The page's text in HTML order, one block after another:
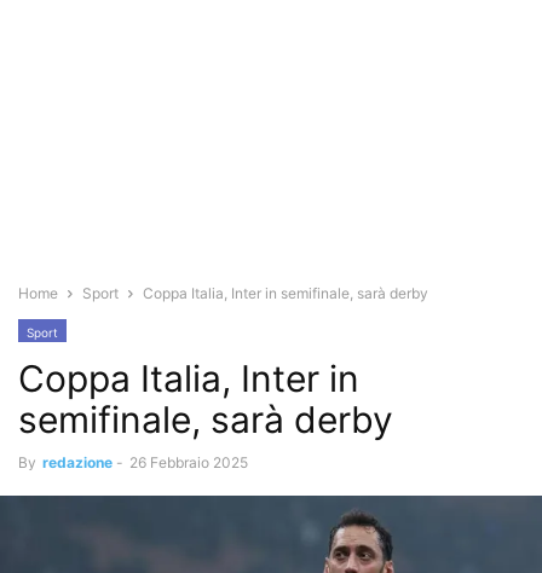
Home Sport Coppa Italia, Inter in semifinale, sarà derby
Sport
Coppa Italia, Inter in
semifinale, sarà derby
By redazione - 26 Febbraio 2025